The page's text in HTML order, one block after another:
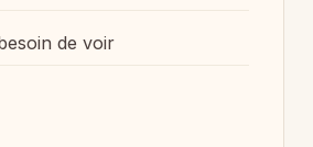
de voir